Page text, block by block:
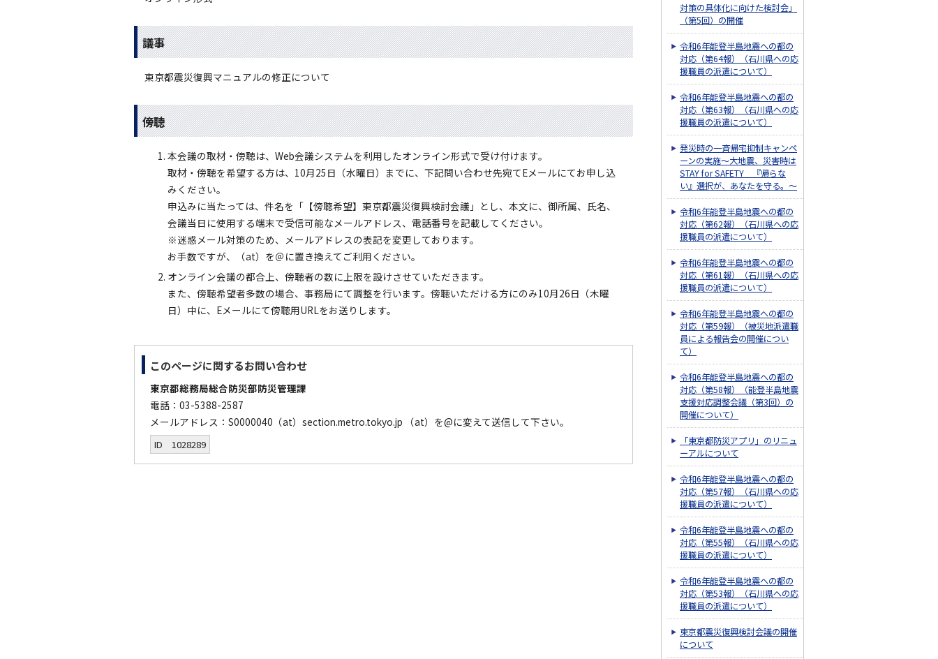
議事
東京都震災復興マニュアルの修正について
傍聴
本会議の取材・傍聴は、Web会議システムを利用したオンライン形式で受け付けます。
取材・傍聴を希望する方は、10月25日（水曜日）までに、下記問い合わせ先宛てEメールにてお申し込
みください。
申込みに当たっては、件名を「【傍聴希望】東京都震災復興検討会議」とし、本文に、御所属、氏名、
会議当日に使用する端末で受信可能なメールアドレス、電話番号を記載してください。
※迷惑メール対策のため、メールアドレスの表記を変更しております。
お手数ですが、（at）を＠に置き換えてご利用ください。
オンライン会議の都合上、傍聴者の数に上限を設けさせていただきます。
また、傍聴希望者多数の場合、事務局にて調整を行います。傍聴いただける方にのみ10月26日（木曜
日）中に、Eメールにて傍聴用URLをお送りします。
このページに関するお問い合わせ
東京都総務局総合防災部防災管理課
電話：03-5388-2587
メールアドレス：S0000040（at）section.metro.tokyo.jp （at）を@に変えて送信して下さい。
ID 1028289
対策の具体化に向けた検討会」
（第5回）の開催
令和6年能登半島地震への都の
対応（第64報）（石川県への応
援職員の派遣について）
令和6年能登半島地震への都の
対応（第63報）（石川県への応
援職員の派遣について）
発災時の一斉帰宅抑制キャンペ
ーンの実施～大地震、災害時は
STAY for SAFETY 『帰らな
い』選択が、あなたを守る。～
令和6年能登半島地震への都の
対応（第62報）（石川県への応
援職員の派遣について）
令和6年能登半島地震への都の
対応（第61報）（石川県への応
援職員の派遣について）
令和6年能登半島地震への都の
対応（第59報）（被災地派遣職
員による報告会の開催につい
て）
令和6年能登半島地震への都の
対応（第58報）（能登半島地震
支援対応調整会議（第3回）の
開催について）
「東京都防災アプリ」のリニュ
ーアルについて
令和6年能登半島地震への都の
対応（第57報）（石川県への応
援職員の派遣について）
令和6年能登半島地震への都の
対応（第55報）（石川県への応
援職員の派遣について）
令和6年能登半島地震への都の
対応（第53報）（石川県への応
援職員の派遣について）
東京都震災復興検討会議の開催
について